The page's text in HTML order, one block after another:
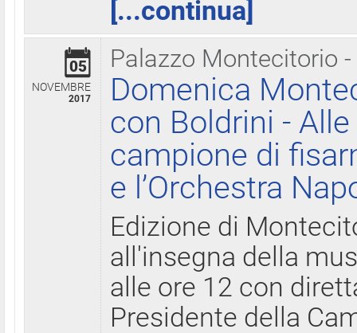
[...continua]
Palazzo Montecitorio
05
NOVEMBRE
2017
Domenica
con Boldrini -
campione di
e l’Orchestra
Edizione di
all'insegna della
alle ore 12 con
Presidente della